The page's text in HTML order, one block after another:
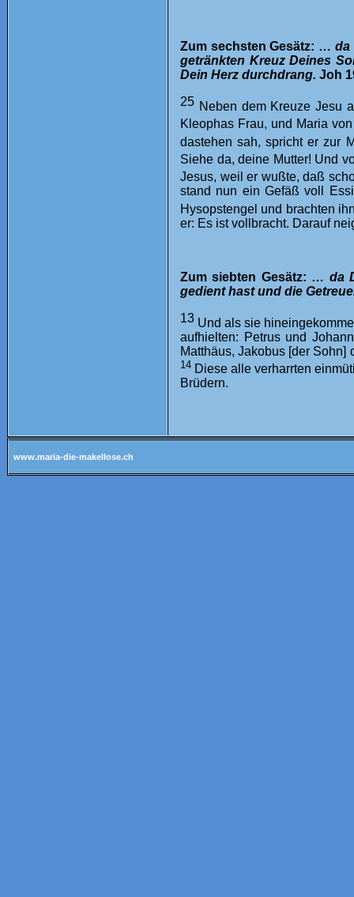
Zum sechsten Gesätz: … da
getränkten Kreuz Deines
Dein Herz durchdrang. Joh
25 Neben dem Kreuze Jesu
Kleophas Frau, und Maria
dastehen sah, spricht er zur
Siehe da, deine Mutter! Und
Jesus, weil er wußte, daß
stand nun ein Gefäß voll
Hysopstengel und brachten
er: Es ist vollbracht. Darauf
Zum siebten Gesätz: … da
gedient hast und die
13 Und als sie
aufhielten: Petrus und
Matthäus, Jakobus [der
14 Diese alle verharrten
Brüdern.
www.maria-die-makellose.ch